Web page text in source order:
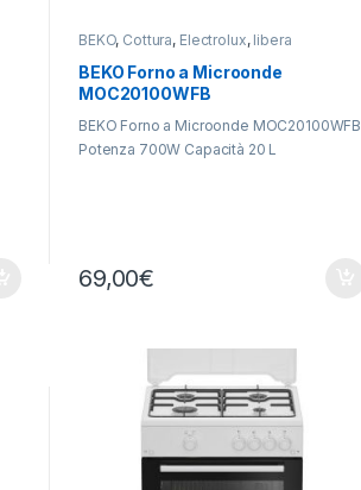
BEKO, Cottura, Electrolux, libera
BEKO Forno a Microonde
MOC20100WFB
BEKO Forno a Microonde MOC20100WFB
Potenza 700W Capacità 20 L
69,00€